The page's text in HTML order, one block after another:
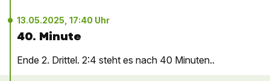
13.05.2025, 17:40 Uhr
40. Minute
Ende 2. Drittel. 2:4 steht es nach 40 Minuten..